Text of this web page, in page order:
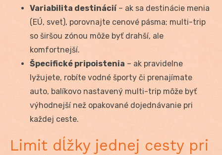
Variabilita destinácií– ak sa destinácie menia
(EÚ, svet), porovnajte cenové pásma; multi-trip
so širšou zónou môže byť drahší, ale
komfortnejší.
Špecifické pripoistenia – ak pravidelne
lyžujete, robíte vodné športy či prenajímate
auto, balíkovo nastavený multi-trip môže byť
výhodnejší než opakované dojednávanie pri
každej ceste.
Limit dĺžky jednej cesty pri